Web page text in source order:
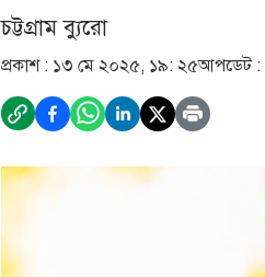
চট্টগ্রাম ব্যুরো
প্রকাশ : ১৩ মে ২০২৫, ১৯: ২৫আপডেট :